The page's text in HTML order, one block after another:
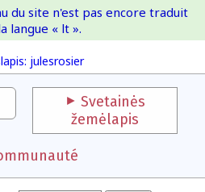
IOI
julesrosier
du site n'est pas encore traduit
langue « lt ».
Svetainės
žemėlapis